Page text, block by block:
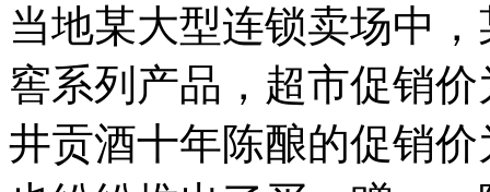
当地某大型连锁卖场中
窖系列产品，超市促销
井贡酒十年陈酿的促销